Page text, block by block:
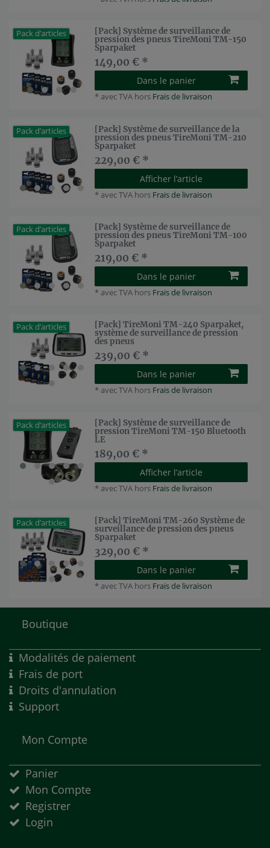
Pack d’articles
[Pack] Système de surveillance de
pression des pneus TireMoni TM-150
Sparpaket
149,00 € *
Dans le panier
*avec TVA hors Frais de livraison
Pack d’articles
[Pack] Système de surveillance de la
pression des pneus TireMoni TM-210
Sparpaket
229,00 € *
Afficher l’article
*avec TVA hors Frais de livraison
Pack d’articles
[Pack] Système de surveillance de
pression des pneus TireMoni TM-100
Sparpaket
219,00 € *
Dans le panier
*avec TVA hors Frais de livraison
Pack d’articles
[Pack] TireMoni TM-240 Sparpaket,
système de surveillance de pression
des pneus
239,00 € *
Dans le panier
*avec TVA hors Frais de livraison
Pack d’articles
[Pack] Système de surveillance de
pression TireMoni TM-150 Bluetooth
LE
189,00 € *
Afficher l’article
*avec TVA hors Frais de livraison
Pack d’articles
[Pack] TireMoni TM-260 Système de
surveillance de pression des pneus
Sparpaket
329,00 € *
Dans le panier
*avec TVA hors Frais de livraison
Boutique
Modalités de paiement
Frais de port
Droits d'annulation
Support
Mon Compte
Panier
Mon Compte
Registrer
Login